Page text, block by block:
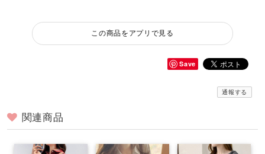
この商品をアプリで見る
Save
通報する
関連商品